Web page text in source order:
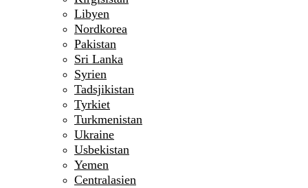
Libyen
Nordkorea
Pakistan
Sri Lanka
Syrien
Tadsjikistan
Tyrkiet
Turkmenistan
Ukraine
Usbekistan
Yemen
Centralasien